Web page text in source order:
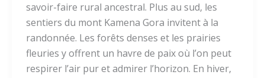
savoir-faire rural ancestral. Plus au sud, les
sentiers du mont Kamena Gora invitent à la
randonnée. Les forêts denses et les prairies
fleuries y offrent un havre de paix où l’on peut
respirer l’air pur et admirer l’horizon. En hiver,